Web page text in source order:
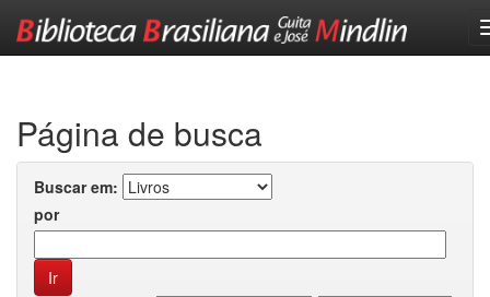
Página de busca
Buscar em:
por